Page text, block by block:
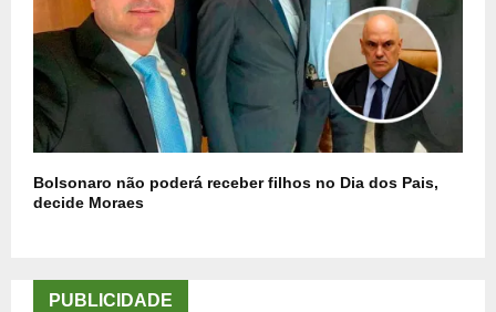
Bolsonaro não poderá receber filhos no Dia dos Pais,
decide Moraes
PUBLICIDADE